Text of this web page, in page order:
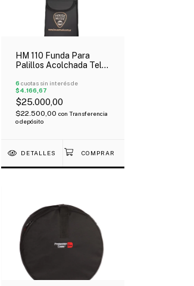
HM 110 Funda Para
Palillos Acolchada Tela
6 cuotas sin interés de
$4.166,67
$25.000,00
$22.500,00 con Transferencia
o depósito
DETALLES